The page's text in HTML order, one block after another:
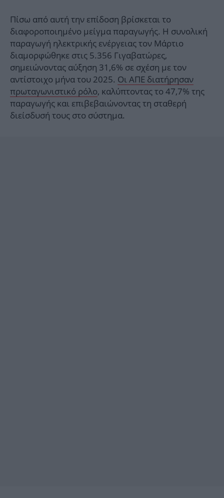
Πίσω από αυτή την επίδοση βρίσκεται το
διαφοροποιημένο μείγμα παραγωγής. Η συνολική
παραγωγή ηλεκτρικής ενέργειας τον Μάρτιο
διαμορφώθηκε στις 5.356 Γιγαβατώρες,
σημειώνοντας αύξηση 31,6% σε σχέση με τον
αντίστοιχο μήνα του 2025. Οι ΑΠΕ διατήρησαν
πρωταγωνιστικό ρόλο, καλύπτοντας το 47,7% της
παραγωγής και επιβεβαιώνοντας τη σταθερή
διείσδυσή τους στο σύστημα.